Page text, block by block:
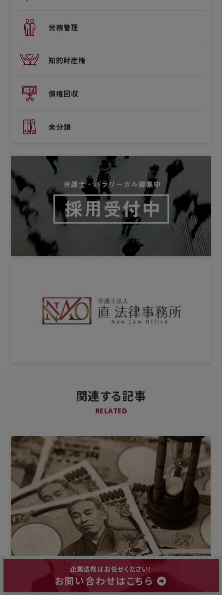
労務管理
知的財産権
債権回収
未分類
関連する記事
RELATED
2022/11/14 (月)
企業法務はお任せください！
お問い合わせはこちら